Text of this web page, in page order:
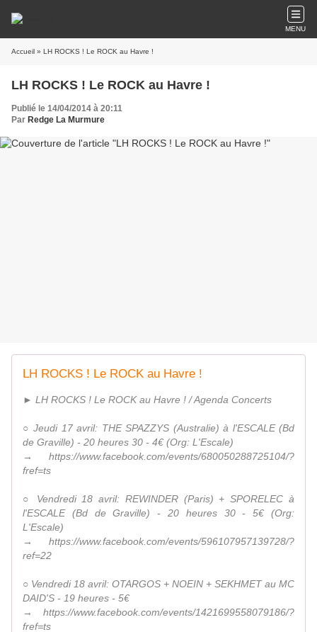
MENU
Accueil » LH ROCKS ! Le ROCK au Havre !
LH ROCKS ! Le ROCK au Havre !
Publié le 14/04/2014 à 20:11
Par Redge La Murmure
LH ROCKS ! Le ROCK au Havre !
► LH ROCKS ! Le ROCK au Havre ! / Agenda Concerts
○ Jeudi 17 avril: THE SPAZZYS (Australie) à l'ESCALE (Bd
de Graville) - 20 heures 30 - 4€ (Org: L'Escale)
→ https://www.facebook.com/events/680050288725104/?
fref=ts
○ Vendredi 18 avril: REWINDER (Paris) + SPORELEC à
l'ESCALE (Bd de Graville) - 20 heures 30 - 5€ (Org:
L'Escale)
→ https://www.facebook.com/events/596107957139728/?
ref=22
○ Vendredi 18 avril: OTARGOS + NOEIN + SEKHMET au MC
DAID'S - 19 heures - 5€
→ https://www.facebook.com/events/1421699558079186/?
fref=ts